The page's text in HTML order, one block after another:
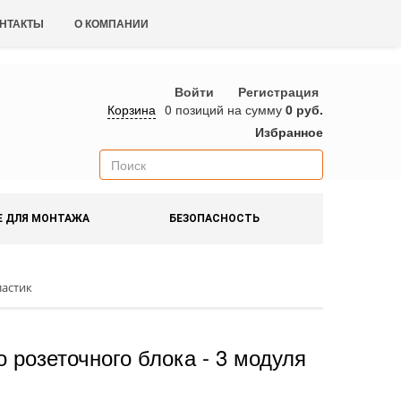
О КОМПАНИИ
Войти
Регистрация
Корзина 0 позиций на сумму 0 руб.
Избранное
ДЛЯ МОНТАЖА БЕЗОПАСНОСТЬ
блока - 3 модуля